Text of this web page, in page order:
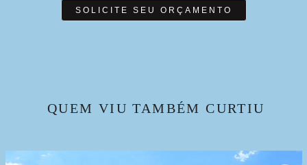
SOLICITE SEU ORÇAMENTO
QUEM VIU TAMBÉM CURTIU